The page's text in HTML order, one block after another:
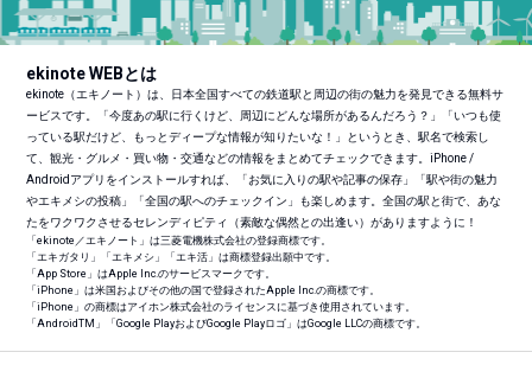
ekinote WEBとは
ekinote（エキノート）は、日本全国すべての鉄道駅と周辺の街の魅力を発見できる無料サ
ービスです。「今度あの駅に行くけど、周辺にどんな場所があるんだろう？」「いつも使
っている駅だけど、もっとディープな情報が知りたいな！」というとき、駅名で検索し
て、観光・グルメ・買い物・交通などの情報をまとめてチェックできます。iPhone /
Androidアプリをインストールすれば、「お気に入りの駅や記事の保存」「駅や街の魅力
やエキメシの投稿」「全国の駅へのチェックイン」も楽しめます。全国の駅と街で、あな
たをワクワクさせるセレンディピティ（素敵な偶然との出逢い）がありますように！
「ekinote／エキノート」は三菱電機株式会社の登録商標です。
「エキガタリ」「エキメシ」「エキ活」は商標登録出願中です。
「App Store」はApple Inc.のサービスマークです。
「iPhone」は米国およびその他の国で登録されたApple Inc.の商標です。
「iPhone」の商標はアイホン株式会社のライセンスに基づき使用されています。
「AndroidTM 」「Google PlayおよびGoogle Playロゴ」はGoogle LLCの商標です。